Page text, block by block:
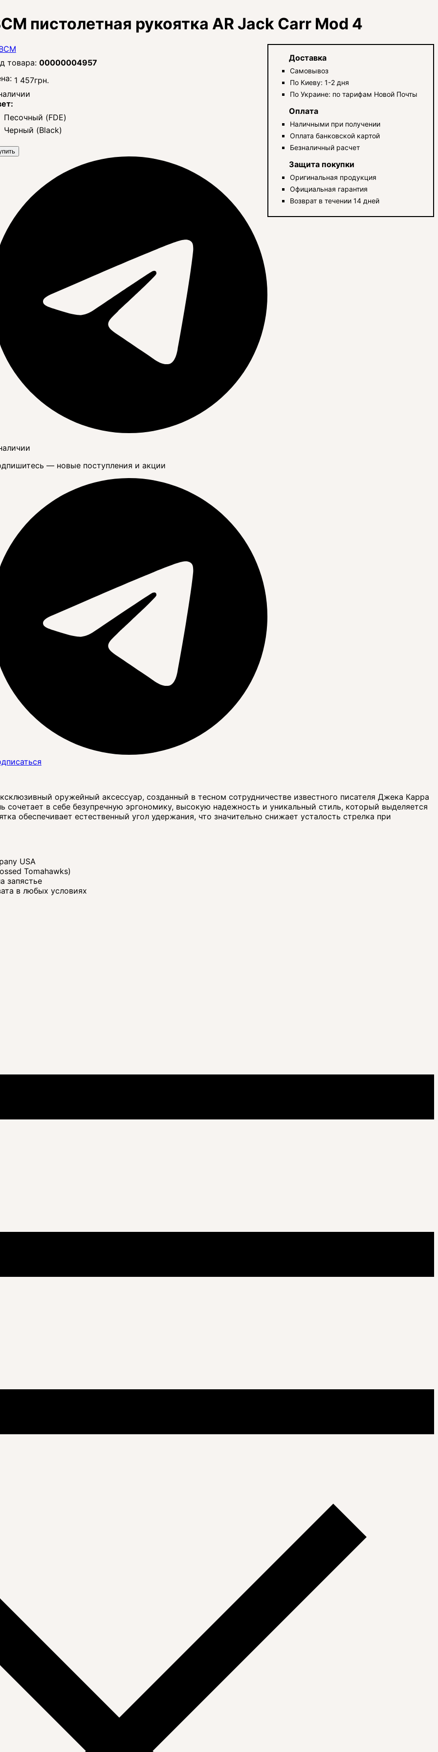
пистолетная рукоятка AR Jack Carr Mod 4
00000004957
1 457грн.
Песочный (FDE)
Черный (Black)
— новые поступления и акции
Доставка
Самовывоз
По Киеву: 1-2 дня
По Украине: по тарифам Новой Почты
Оплата
Наличными при получении
Оплата банковской картой
Безналичный расчет
Защита покупки
Оригинальная продукция
Официальная гарантия
Возврат в течении 14 дней
оружейный аксессуар, созданный в тесном сотрудничестве известного писателя Джека Карра
в себе безупречную эргономику, высокую надежность и уникальный стиль, который выделяется
обеспечивает естественный угол удержания, что значительно снижает усталость стрелка при
USA
Tomahawks)
запястье
в любых условиях